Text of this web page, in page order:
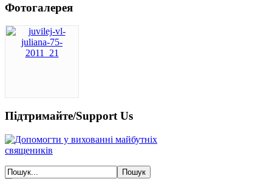
Фотогалерея
Підтримайте/Support Us